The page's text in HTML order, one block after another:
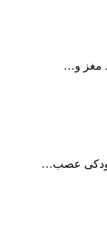
مغز و…
کودکی عصب…